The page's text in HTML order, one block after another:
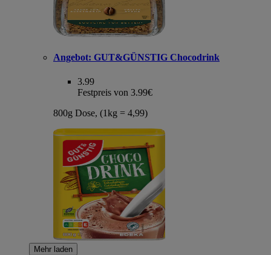
Angebot: GUT&GÜNSTIG Chocodrink
3.99
Festpreis von 3.99€
800g Dose, (1kg = 4,99)
Mehr laden